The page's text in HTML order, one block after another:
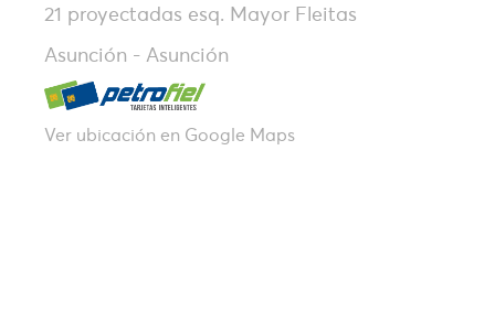
21 proyectadas esq. Mayor Fleitas
Asunción - Asunción
Ver ubicación en Google Maps